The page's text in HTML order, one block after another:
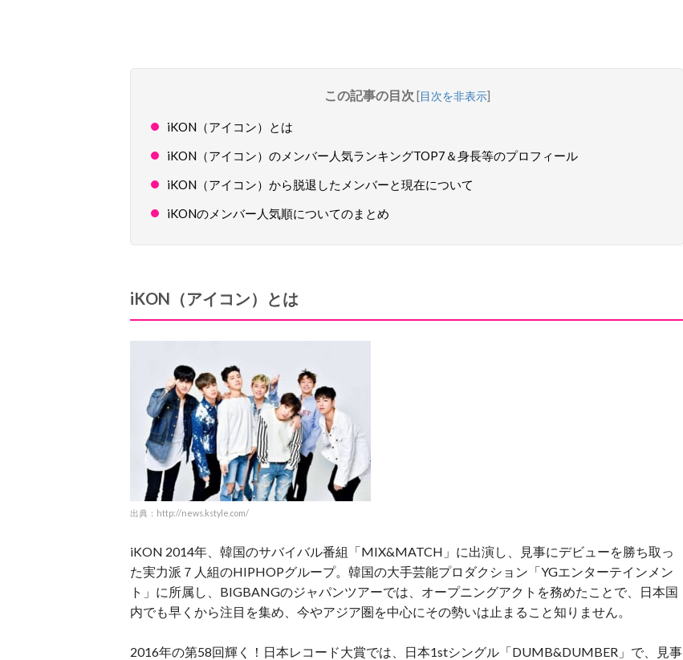
この記事の目次 [目次を非表示]
iKON（アイコン）とは
iKON（アイコン）のメンバー人気ランキングTOP7＆身長等のプロフィール
iKON（アイコン）から脱退したメンバーと現在について
iKONのメンバー人気順についてのまとめ
iKON （アイコン）とは
出典：http://news.kstyle.com/
iKON 2014年、韓国のサバイバル番組「MIX&MATCH」に出演し、見事にデビューを勝ち取っ
た実力派７人組のHIPHOPグループ。韓国の大手芸能プロダクション「YGエンターテインメン
ト」に所属し、BIGBANGのジャパンツアーでは、オープニングアクトを務めたことで、日本国
内でも早くから注目を集め、今やアジア圏を中心にその勢いは止まること知りません。
2016年の第58回輝く！日本レコード大賞では、日本1stシングル「DUMB&DUMBER」で、見事